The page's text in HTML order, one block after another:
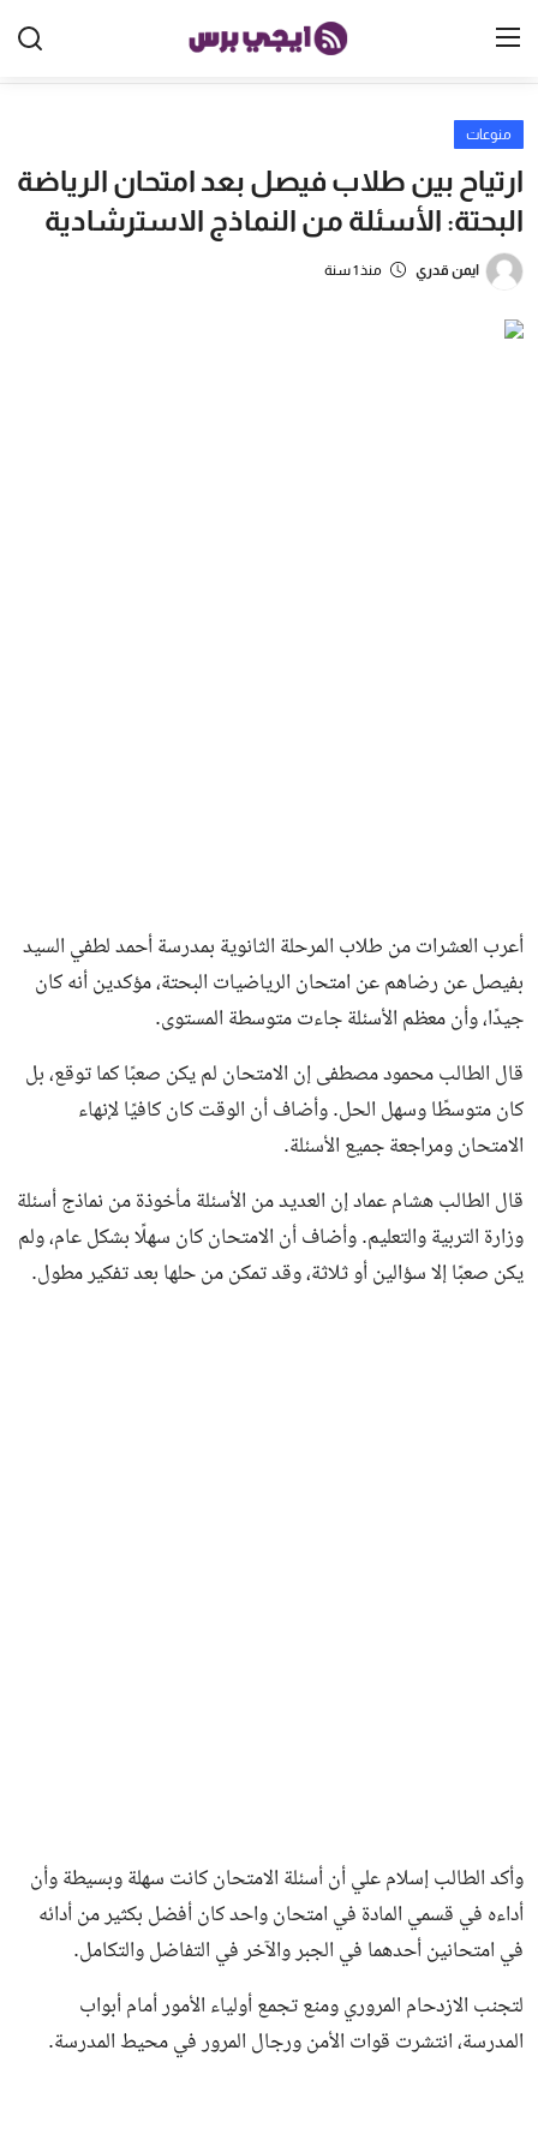
الرئيسية
مصر
الخليج
منوعات
ارتياح بين طلاب فيصل بعد امتحان الرياضة
البحتة: الأسئلة من النماذج الاسترشادية
ايمن قدري منذ 1 سنة
أعرب العشرات من طلاب المرحلة الثانوية بمدرسة أحمد لطفي السيد
بفيصل عن رضاهم عن امتحان الرياضيات البحتة، مؤكدين أنه كان
جيدًا، وأن معظم الأسئلة جاءت متوسطة المستوى.
قال الطالب محمود مصطفى إن الامتحان لم يكن صعبًا كما توقع، بل
كان متوسطًا وسهل الحل. وأضاف أن الوقت كان كافيًا لإنهاء
الامتحان ومراجعة جميع الأسئلة.
قال الطالب هشام عماد إن العديد من الأسئلة مأخوذة من نماذج أسئلة
وزارة التربية والتعليم. وأضاف أن الامتحان كان سهلًا بشكل عام، ولم
يكن صعبًا إلا سؤالين أو ثلاثة، وقد تمكن من حلها بعد تفكير مطول.
وأكد الطالب إسلام علي أن أسئلة الامتحان كانت سهلة وبسيطة وأن
أداءه في قسمي المادة في امتحان واحد كان أفضل بكثير من أدائه
في امتحانين أحدهما في الجبر والآخر في التفاضل والتكامل.
لتجنب الازدحام المروري ومنع تجمع أولياء الأمور أمام أبواب
المدرسة، انتشرت قوات الأمن ورجال المرور في محيط المدرسة.